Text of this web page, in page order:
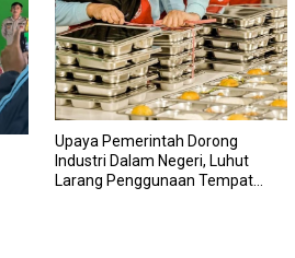
Upaya Pemerintah Dorong
Industri Dalam Negeri, Luhut
Larang Penggunaan Tempat